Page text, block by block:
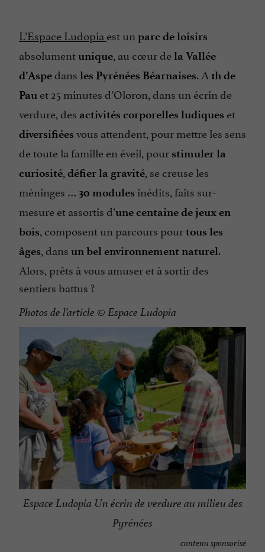
L’Espace Ludopia est un parc de loisirs
absolumentunique, au cœur dela Vallée
d’Aspedans les Pyrénées Béarnaises. A 1h de
Pau et 25 minutes d’Oloron, dans un écrin de
verdure, des activités corporelles ludiques et
diversifiées vous attendent, pour mettre les sens
de toute la famille en éveil, pour stimuler la
curiosité, défier la gravité, se creuse les
méninges … 30 modules inédits, faits sur-
mesure et assortis d’une centaine de jeux en
bois, composent un parcours pourtous les
âges, dans un bel environnement naturel.
Alors, prêts à vous amuser et à sortir des
sentiers battus ?
Photos de l’article © Espace Ludopia
Espace Ludopia Un écrin de verdure au milieu des
Pyrénées
contenu sponsorisé